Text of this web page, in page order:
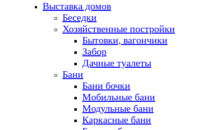
Выставка домов
Беседки
Хозяйственные постройки
Бытовки, вагончики
Забор
Дачные туалеты
Бани
Бани бочки
Мобильные бани
Модульные бани
Каркасные бани